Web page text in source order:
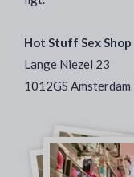
Hot Stuff Sex Shop
Lange Niezel 23
1012GS Amsterdam